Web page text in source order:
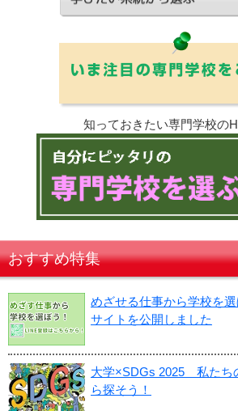
知っておきたい専門学校の
おすすめ特集
めざせる仕事から学校を
サイトを公開しました
大学×SDGs 2025 私たち
ら探そう！